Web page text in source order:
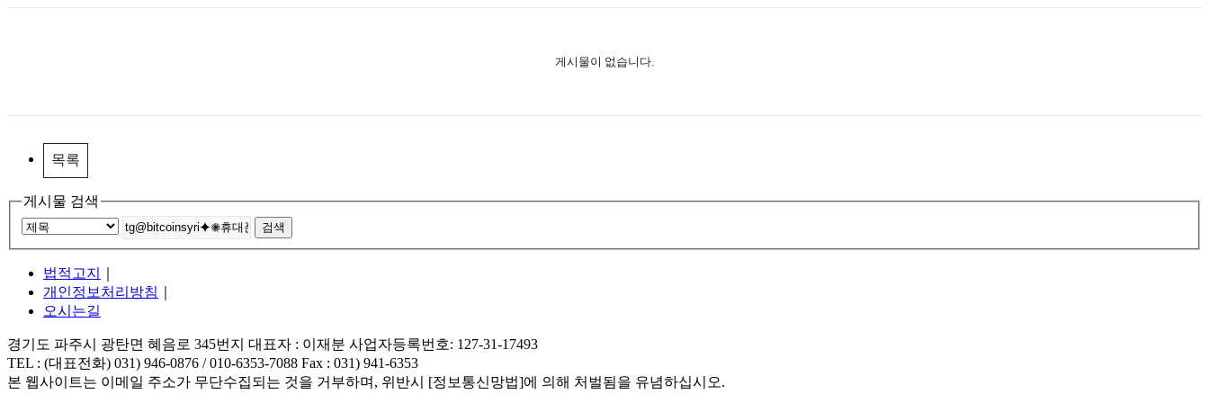
게시물이 없습니다.
목록
게시물 검색
법적고지
개인정보처리방침
오시는길
경기도 파주시 광탄면 혜음로 345번지 대표자 : 이재분 사업자등록번호: 127-31-17493
TEL : (대표전화) 031) 946-0876 / 010-6353-7088 Fax : 031) 941-6353
본 웹사이트는 이메일 주소가 무단수집되는 것을 거부하며, 위반시 [정보통신망법]에 의해 처벌됨을 유념하십시오.